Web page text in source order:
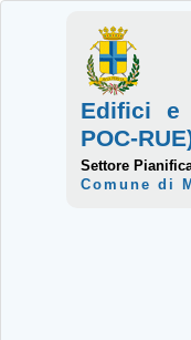
Edifici e
POC-
Settore
Comune di